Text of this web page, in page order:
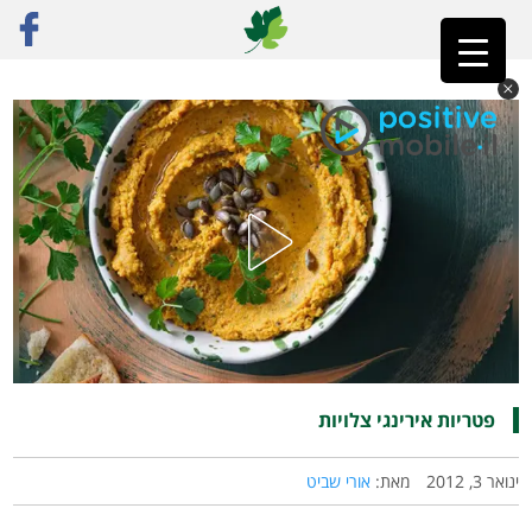
ראשי»רק מתכונים פטריות אירינגי צלויות
פטריות אירינגי צלויות
ינואר 3, 2012 מאת: אורי שביט